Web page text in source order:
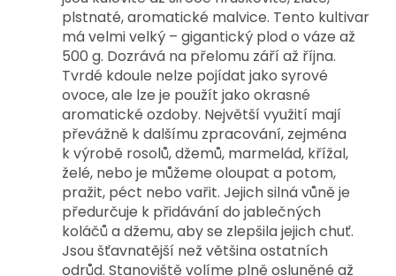
plstnaté, aromatické malvice. Tento kultivar
má velmi velký – gigantický plod o váze až
500 g. Dozrává na přelomu září až října.
Tvrdé kdoule nelze pojídat jako syrové
ovoce, ale lze je použít jako okrasné
aromatické ozdoby. Největší využití mají
převážně k dalšímu zpracování, zejména
k výrobě rosolů, džemů, marmelád, křížal,
želé, nebo je můžeme oloupat a potom,
pražit, péct nebo vařit. Jejich silná vůně je
předurčuje k přidávání do jablečných
koláčů a džemu, aby se zlepšila jejich chuť.
Jsou šťavnatější než většina ostatních
odrůd. Stanoviště volíme plně osluněné až